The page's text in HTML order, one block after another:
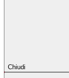
Chiudi